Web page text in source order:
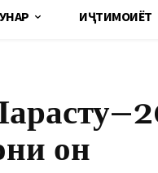
ИҶТИМОИЁТ
он